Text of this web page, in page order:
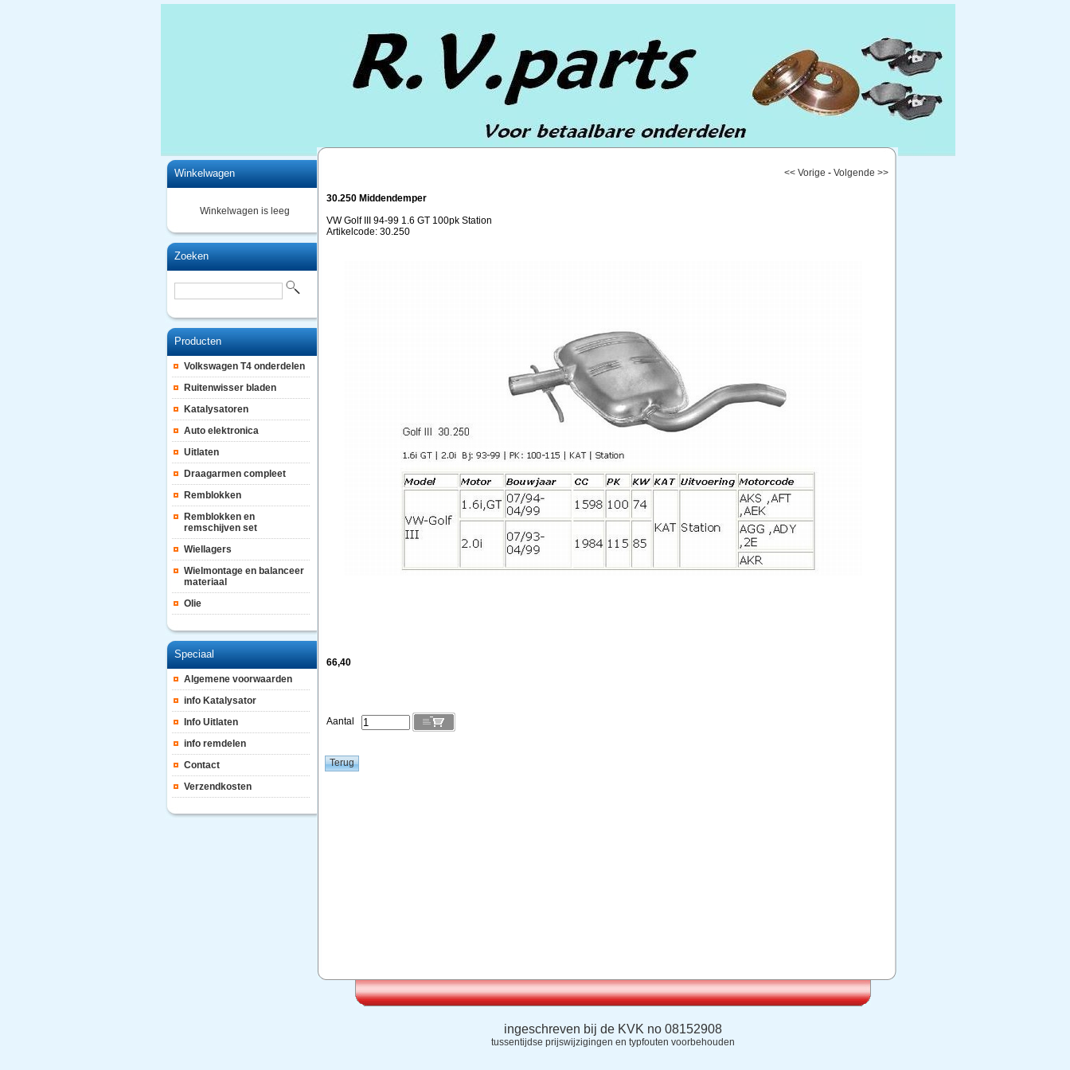
Winkelwagen
Winkelwagen is leeg
Zoeken
Producten
Volkswagen T4 onderdelen
Ruitenwisser bladen
Katalysatoren
Auto elektronica
Uitlaten
Draagarmen compleet
Remblokken
Remblokken en
remschijven set
Wiellagers
Wielmontage en balanceer
materiaal
Olie
Speciaal
Algemene voorwaarden
info Katalysator
Info Uitlaten
info remdelen
Contact
Verzendkosten
<< Vorige - Volgende >>
30.250 Middendemper
VW Golf III 94-99 1.6 GT 100pk Station
Artikelcode: 30.250
66,40
Aantal
ingeschreven bij de KVK no 08152908
tussentijdse prijswijzigingen en typfouten voorbehouden